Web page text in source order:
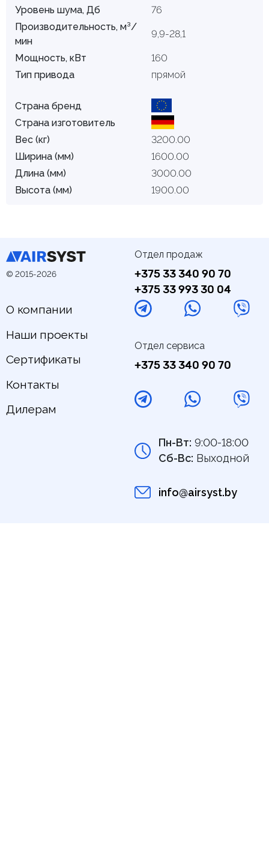
Уровень шума, Дб
76
Производительность, м³/
мин
9,9-28,1
Мощность, кВт
160
Тип привода
прямой
Страна бренд
Страна изготовитель
Вес (кг)
3200.00
Ширина (мм)
1600.00
Длина (мм)
3000.00
Высота (мм)
1900.00
© 2015-2026
О компании
Наши проекты
Сертификаты
Контакты
Дилерам
Пн-Вт: 9:00-18:00
Сб-Вс: Выходной
info@airsyst.by
Отдел продаж
+375 33 340 90 70
+375 33 993 30 04
Отдел сервиса
+375 33 340 90 70